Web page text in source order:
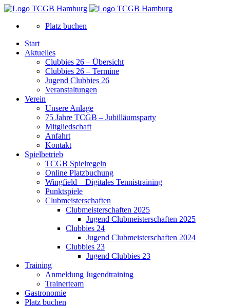
Platz buchen
Start
Aktuelles
Clubbies 26 – Übersicht
Clubbies 26 – Termine
Jugend Clubbies 26
Veranstaltungen
Verein
Unsere Anlage
75 Jahre TCGB – Jubilläumsparty
Mitgliedschaft
Anfahrt
Kontakt
Spielbetrieb
TCGB Spielregeln
Online Platzbuchung
Wingfield – Digitales Tennistraining
Punktspiele
Clubmeisterschaften
Clubmeisterschaften 2025
Jugend Clubmeisterschaften 2025
Clubbies 24
Jugend Clubmeisterschaften 2024
Clubbies 23
Jugend Clubbies 23
Training
Anmeldung Jugendtraining
Trainerteam
Gastronomie
Platz buchen